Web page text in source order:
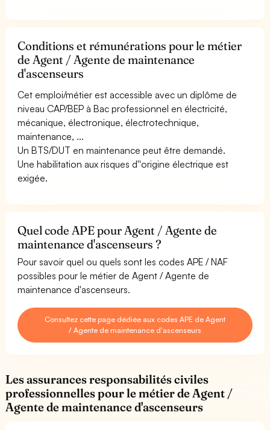
Conditions et rémunérations pour le métier
de Agent / Agente de maintenance
d'ascenseurs
Cet emploi/métier est accessible avec un diplôme de
niveau CAP/BEP à Bac professionnel en électricité,
mécanique, électronique, électrotechnique,
maintenance, ...
Un BTS/DUT en maintenance peut être demandé.
Une habilitation aux risques d''origine électrique est
exigée.
Quel code APE pour Agent / Agente de
maintenance d'ascenseurs ?
Pour savoir quel ou quels sont les codes APE / NAF
possibles pour le métier de Agent / Agente de
maintenance d'ascenseurs.
Consultez cette page dédiée aux codes APE de Agent
/ Agente de maintenance d'ascenseurs
Les assurances responsabilités civiles
professionnelles pour le métier de Agent /
Agente de maintenance d'ascenseurs